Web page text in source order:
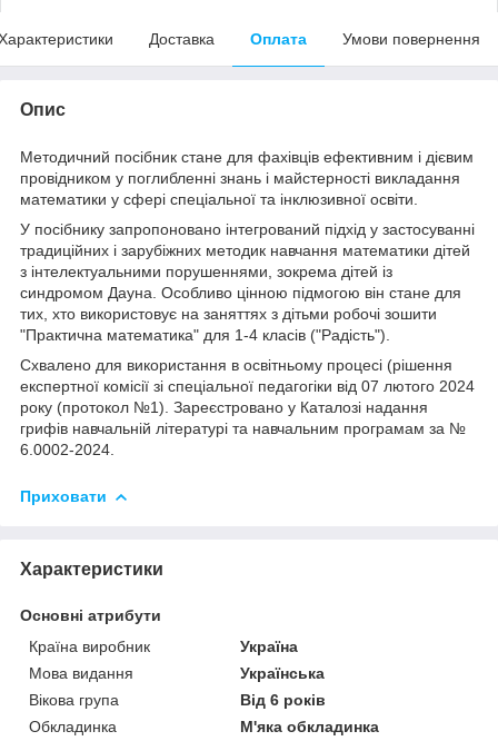
Доставка Оплата Умови повернення
Опис
Методичний посібник стане для фахівців ефективним і дієвим
провідником у поглибленні знань і майстерності викладання
математики у сфері спеціальної та інклюзивної освіти.
У посібнику запропоновано інтегрований підхід у застосуванні
традиційних і зарубіжних методик навчання математики дітей
з інтелектуальними порушеннями, зокрема дітей із
синдромом Дауна. Особливо цінною підмогою він стане для
тих, хто використовує на заняттях з дітьми робочі зошити
"Практична математика" для 1-4 класів ("Радість").
Схвалено для використання в освітньому процесі (рішення
експертної комісії зі спеціальної педагогіки від 07 лютого 2024
року (протокол №1). Зареєстровано у Каталозі надання
грифів навчальній літературі та навчальним програмам за №
6.0002-2024.
Приховати
Характеристики
Основні атрибути
Країна виробник
Україна
Мова видання
Українська
Вікова група
Від 6 років
Обкладинка
М'яка обкладинка